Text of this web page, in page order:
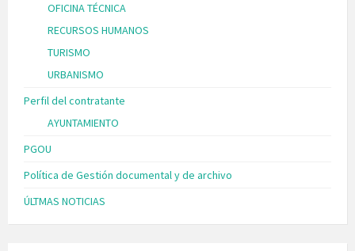
OFICINA TÉCNICA
RECURSOS HUMANOS
TURISMO
URBANISMO
Perfil del contratante
AYUNTAMIENTO
PGOU
Política de Gestión documental y de archivo
ÚLTMAS NOTICIAS